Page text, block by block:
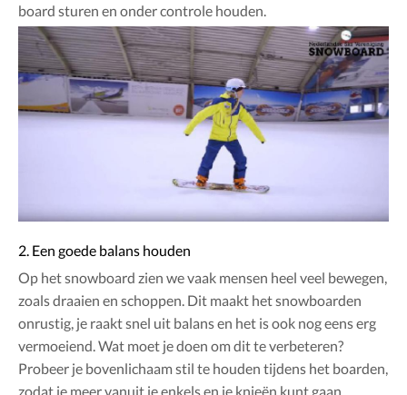
board sturen en onder controle houden.
2. Een goede balans houden
Op het snowboard zien we vaak mensen heel veel bewegen,
zoals draaien en schoppen. Dit maakt het snowboarden
onrustig, je raakt snel uit balans en het is ook nog eens erg
vermoeiend. Wat moet je doen om dit te verbeteren?
Probeer je bovenlichaam stil te houden tijdens het boarden,
zodat je meer vanuit je enkels en je knieën kunt gaan